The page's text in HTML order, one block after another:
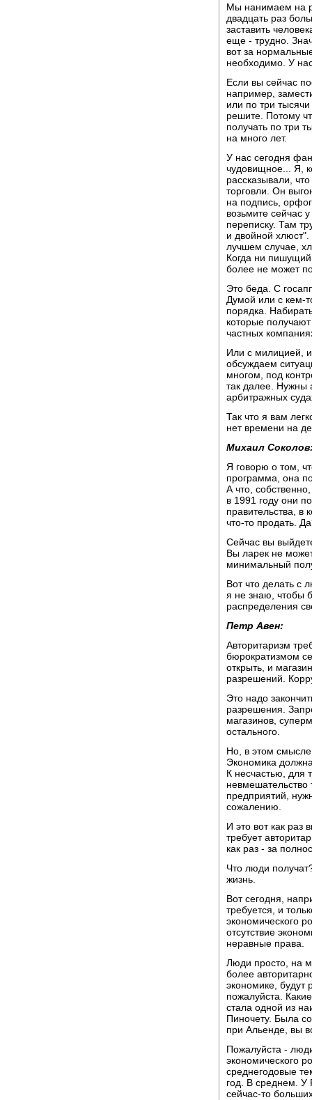
Мы нанимаем на
двадцать раз
заставить
еще - трудно.
вот за
необходимо. У
Если вы сейчас
например,
или по три
решите. Потому
получать по три
на много лет.
У нас сегодня
чудовищное... Я,
рассказывали,
торговли. Он
на подпись,
возьмите сейчас
переписку. Там
и двойной
лучшем случае,
Когда ни
более не может
Это беда. С
Думой или с кем-
порядка.
которые
частных
Или с милицией,
обсуждаем
многом, под
так далее. Нужны
арбитражных
Так что я вам
нет времени на
Михаил
Я говорю о том,
программа, она
А что,
в 1991 году они
правительства, в
что-то продать.
Сейчас вы
Вы ларек не
минимальный
Вот что делать с
я не знаю, чтобы
распределения
Петр Авен:
Авторитаризм
бюрократизмом
открыть, и
разрешений.
Это надо
разрешения.
магазинов,
остального.
Но, в этом
Экономика
К несчастью, для
невмешательство
предприятий,
сожалению.
И это вот как раз
требует
как раз - за
Что люди
жизнь.
Вот сегодня,
требуется, и
экономического
отсутствие
неравные права.
Люди просто, на
более
экономике, будут
пожалуйста.
стала одной из
Пиночету. Была
при Альенде, вы
Пожалуйста -
экономического
среднегодовые
год. В среднем. У
сейчас-то